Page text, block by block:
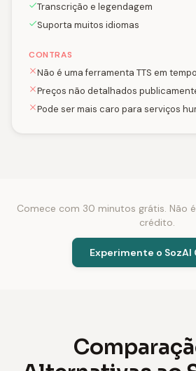
Transcrição e legendagem
Suporta muitos idiomas
CONTRAS
Não é uma ferramenta TTS em
Preços não detalhados
Pode ser mais caro para serviços
Comece com 30 minutos grátis. Não
crédito.
Experimente o SozAI